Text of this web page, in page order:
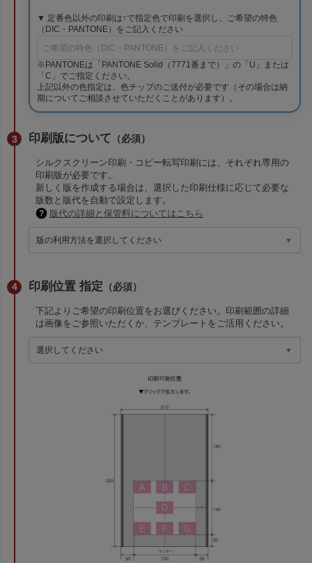
▼ 定番色以外の印刷は↑で指定色で印刷を選択し、ご希望の特色
（DIC・PANTONE）をご記入ください
※PANTONEは「PANTONE Solid（7771番まで）」の「U」または
「C」でご指定ください。
上記以外の色指定は、色チップのご送付が必要です（その場合は納
期についてご相談させていただくことがあります）。
印刷版について （必須）
シルクスクリーン印刷・コピー転写印刷には、それぞれ専用の
印刷版が必要です。
新しく版を作成する場合は、選択した印刷仕様に応じて必要な
版数と版代を自動で設定します。
版代の詳細と保管料についてはこちら
印刷位置 指定 （必須）
下記よりご希望の印刷位置をお選びください。印刷範囲の詳細
は画像をご参照いただくか、テンプレートをご活用ください。